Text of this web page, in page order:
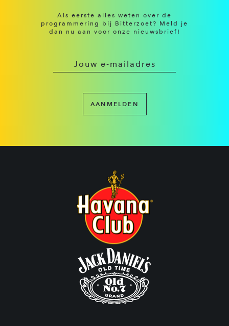
Als eerste alles weten over de
programmering bij Bitterzoet? Meld je
dan nu aan voor onze nieuwsbrief!
AANMELDEN